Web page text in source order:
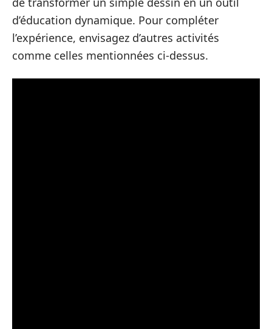
d’éducation dynamique. Pour compléter
l’expérience, envisagez d’autres activités
comme celles mentionnées ci-dessus.